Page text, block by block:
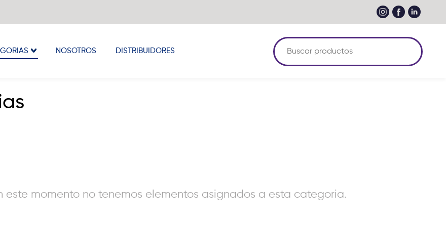
NOSOTROS DISTRIBUIDORES
este momento no tenemos elementos asignados a esta categoria.